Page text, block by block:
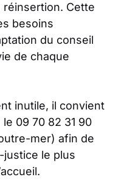
Cette
besoins
du conseil
de chaque
inutile, il convient
le 09 70 82 31 90
mer) afin de
justice le plus